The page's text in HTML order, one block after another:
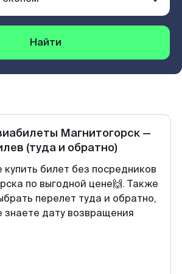
Найти
Магнитогорск —
(туда и обратно)
билет без посредников
по выгодной цене🙌. Также
перелет туда и обратно,
знаете дату возвращения